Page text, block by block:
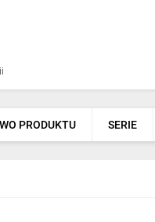
PRODUKTU SERIE